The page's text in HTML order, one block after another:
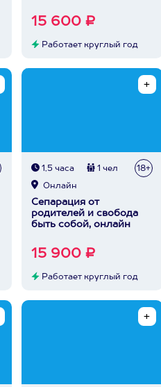
15 600 ₽
Работает круглый год
1,5 часа 1 чел 18+
Онлайн
Сепарация от
родителей и свобода
быть собой, онлайн
15 900 ₽
Работает круглый год